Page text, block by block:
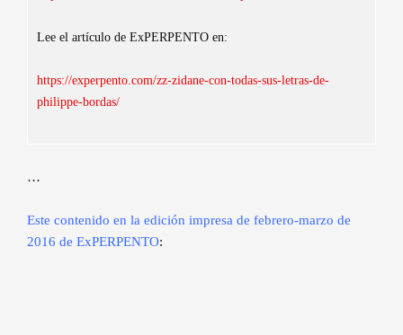
Lee el artículo de ExPERPENTO en:
https://experpento.com/zz-zidane-con-todas-sus-letras-de-
philippe-bordas/
…
Este contenido en la edición impresa de febrero-marzo de
2016 de ExPERPENTO: